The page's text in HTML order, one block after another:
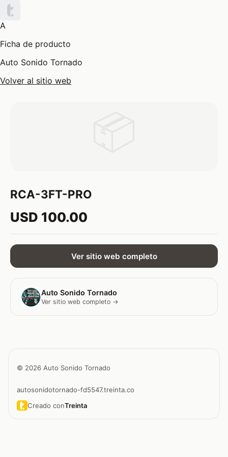
A
Ficha de producto
Auto Sonido Tornado
Volver al sitio web
RCA-3FT-PRO
USD 100.00
Ver sitio web completo
Auto Sonido Tornado
Ver sitio web completo →
© 2026 Auto Sonido Tornado
autosonidotornado-fd5547.treinta.co
Creado conTreinta